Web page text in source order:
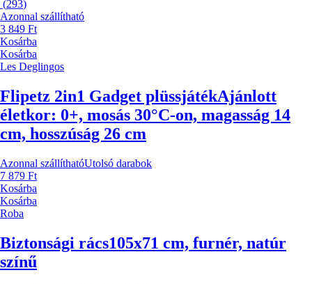
(293)
Azonnal szállítható
3 849 Ft
Kosárba
Kosárba
Les Deglingos
Flipetz 2in1 Gadget plüssjátékAjánlott
életkor: 0+, mosás 30°C-on, magasság 14
cm, hosszúság 26 cm
Azonnal szállíthatóUtolsó darabok
7 879 Ft
Kosárba
Kosárba
Roba
Biztonsági rács105x71 cm, furnér, natúr
színű